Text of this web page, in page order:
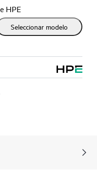
HPE
Seleccionar modelo